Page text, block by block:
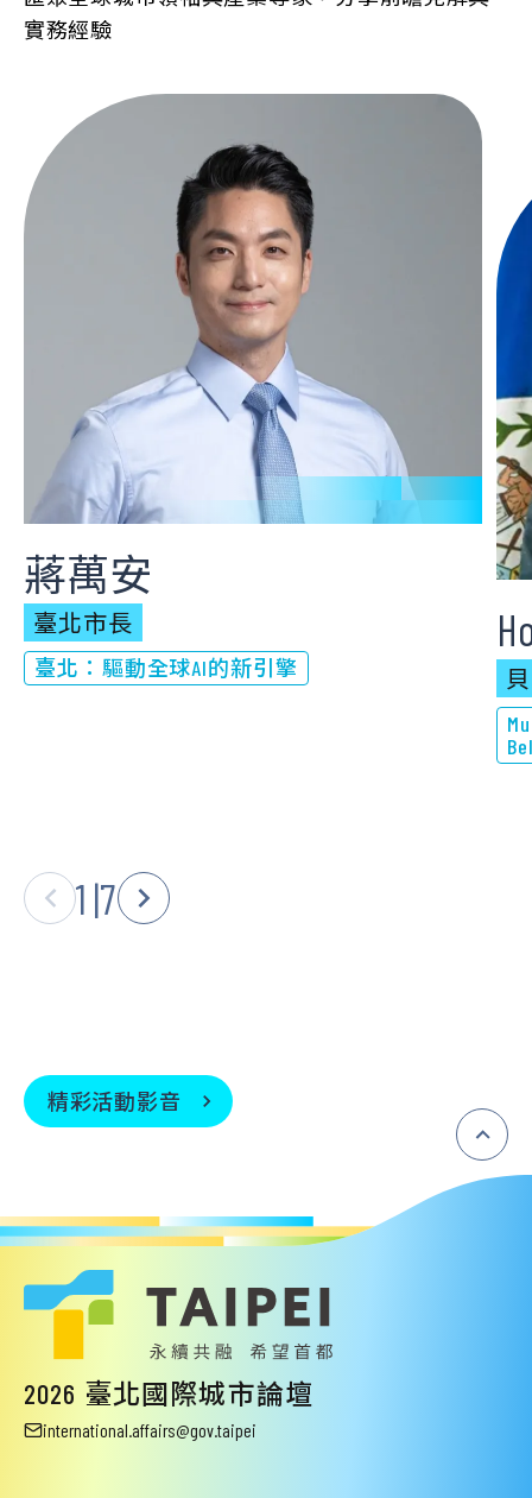
實務經驗
蔣萬安
臺北市長
臺北：驅動全球AI的新引擎
1 |7
精彩活動影音
2026 臺北國際城市論壇
international.affairs@gov.taipei